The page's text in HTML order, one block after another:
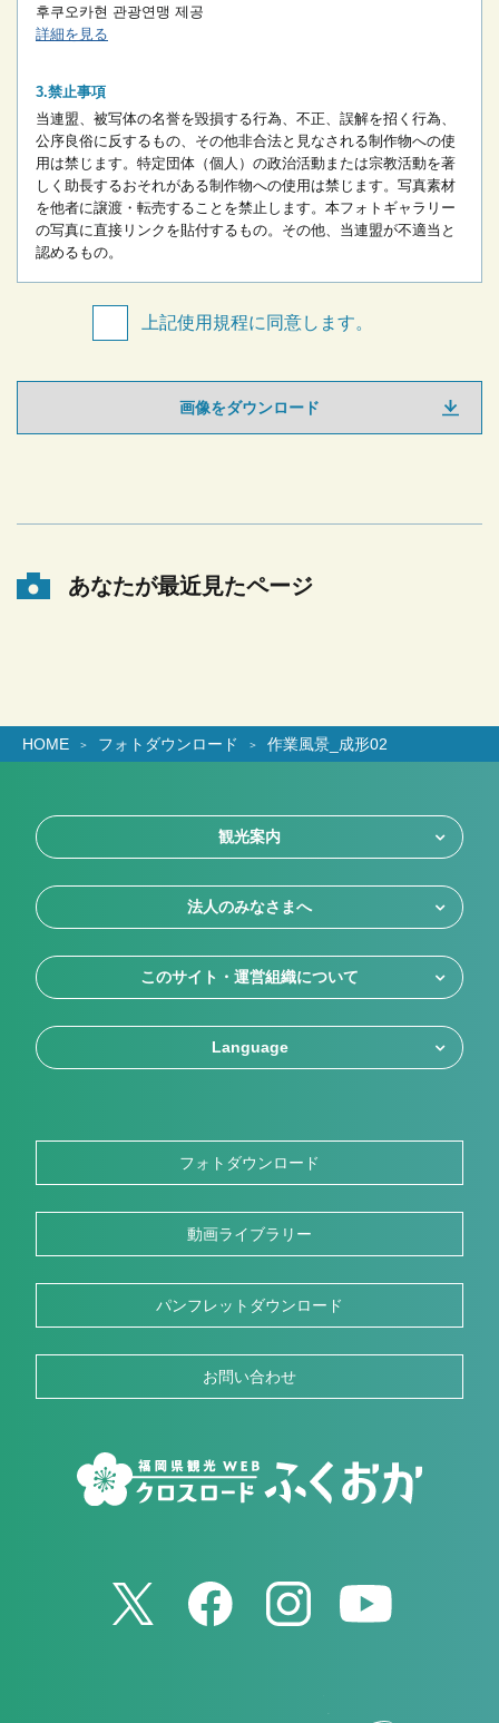
후쿠오카현 관광연맹 제공
詳細を見る
禁止事項
当連盟、被写体の名誉を毀損する行為、不正、誤解を招く行為、
公序良俗に反するもの、その他非合法と見なされる制作物への使
用は禁じます。 特定団体（個人）の政治活動または宗教活動を著
しく助長するおそれがある制作物への使用は禁じます。 写真素材
を他者に譲渡・転売することを禁止します。 本フォトギャラリー
の写真に直接リンクを貼付するもの。 その他、当連盟が不適当と
認めるもの。
上記使用規程に同意します。
画像をダウンロード
あなたが最近見たページ
HOME フォトダウンロード 作業風景_成形02
観光案内
法人のみなさまへ
このサイト・運営組織について
Language
フォトダウンロード
動画ライブラリー
パンフレットダウンロード
お問い合わせ